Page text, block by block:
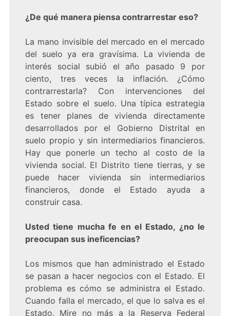
¿De qué manera piensa contrarrestar eso?
La mano invisible del mercado en el mercado
del suelo ya era gravísima. La vivienda de
interés social subió el año pasado 9 por
ciento, tres veces la inflación. ¿Cómo
contrarrestarla? Con intervenciones del
Estado sobre el suelo. Una típica estrategia
es tener planes de vivienda directamente
desarrollados por el Gobierno Distrital en
suelo propio y sin intermediarios financieros.
Hay que ponerle un techo al costo de la
vivienda social. El Distrito tiene tierras, y se
puede hacer vivienda sin intermediarios
financieros, donde el Estado ayuda a
construir casa.
Usted tiene mucha fe en el Estado, ¿no le
preocupan sus ineficencias?
Los mismos que han administrado el Estado
se pasan a hacer negocios con el Estado. El
problema es cómo se administra el Estado.
Cuando falla el mercado, el que lo salva es el
Estado. Mire no más a la Reserva Federal